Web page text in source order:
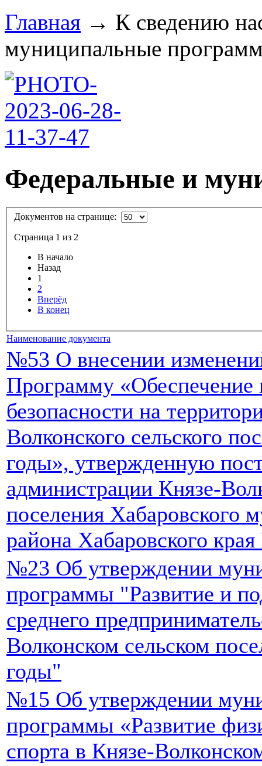
Главная → К сведению
муниципальные
Федеральные и
Документов на странице:
Страница 1 из 2
В начало
Назад
1
2
Вперёд
В конец
Наименование документа
№53 О внесении
Программу «Обеспечение
безопасности на
Волконского сельского
годы», утвержденную
администрации Князе-
поселения Хабаровского
района Хабаровского
№23 Об утверждении
программы "Развитие и
среднего
Волконском сельском
годы"
№15 Об утверждении
программы «Развитие
спорта в Князе-